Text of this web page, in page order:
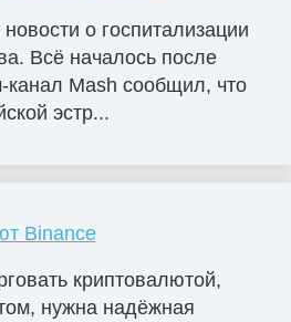
о госпитализации
Всё началось после
канал Mash сообщил, что
эстр...
Binance
криптовалютой,
нужна надёжная